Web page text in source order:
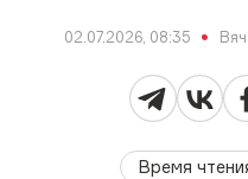
02.07.2026, 08:35
Время